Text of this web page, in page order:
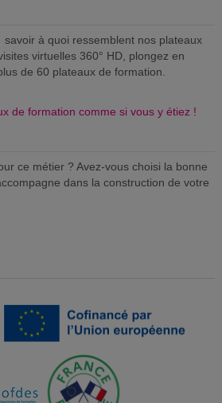
à quoi ressemblent nos plateaux
virtuelles 360° HD, plongez en
de 60 plateaux de formation.
de formation comme si vous y étiez !
ce métier ? Avez-vous choisi la bonne
dans la construction de votre